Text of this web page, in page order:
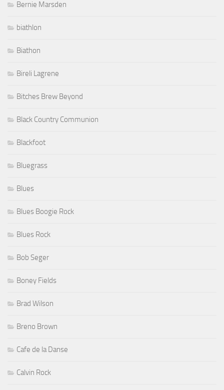
Bernie Marsden
biathlon
Biathon
Bireli Lagrene
Bitches Brew Beyond
Black Country Communion
Blackfoot
Bluegrass
Blues
Blues Boogie Rock
Blues Rock
Bob Seger
Boney Fields
Brad Wilson
Breno Brown
Cafe de la Danse
Calvin Rock